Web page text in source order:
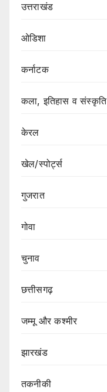
उत्तराखंड
ओडिशा
कर्नाटक
कला, इतिहास व संस्कृति
केरल
खेल/स्पोर्ट्स
गुजरात
गोवा
चुनाव
छत्तीसगढ़
जम्मू और कश्मीर
झारखंड
तकनीकी